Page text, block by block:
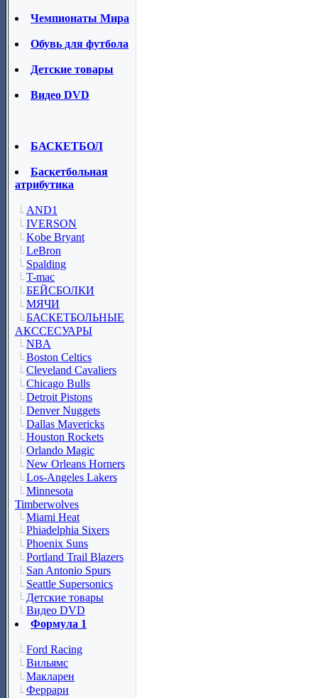
Чемпионаты Мира
Обувь для футбола
Детские товары
Видео DVD
БАСКЕТБОЛ
Баскетбольная
атрибутика
AND1
IVERSON
Kobe Bryant
LeBron
Spalding
T-mac
БЕЙСБОЛКИ
МЯЧИ
БАСКЕТБОЛЬНЫЕ
АКССЕСУАРЫ
NBA
Boston Celtics
Cleveland Cavaliers
Chicago Bulls
Detroit Pistons
Denver Nuggets
Dallas Mavericks
Houston Rockets
Orlando Magic
New Orleans Horners
Los-Angeles Lakers
Minnesota
Timberwolves
Miami Heat
Phiadelphia Sixers
Phoenix Suns
Portland Trail Blazers
San Antonio Spurs
Seattle Supersonics
Детские товары
Видео DVD
Формула 1
Ford Racing
Вильямс
Макларен
Феррари